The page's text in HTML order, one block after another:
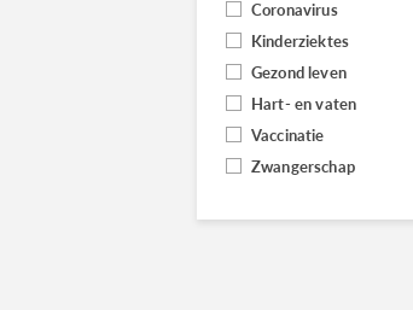
Coronavirus
Kinderziektes
Gezond leven
Hart- en vaten
Vaccinatie
Zwangerschap